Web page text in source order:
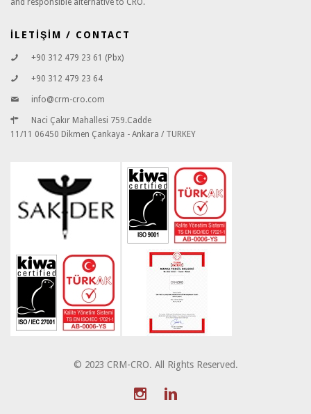
İLETİŞİM / CONTACT
+90 312 479 23 61 (Pbx)
+90 312 479 23 64
info@crm-cro.com
Naci Çakır Mahallesi 759.Cadde
11/11 06450 Dikmen Çankaya - Ankara / TURKEY
© 2023 CRM-CRO. All Rights Reserved.